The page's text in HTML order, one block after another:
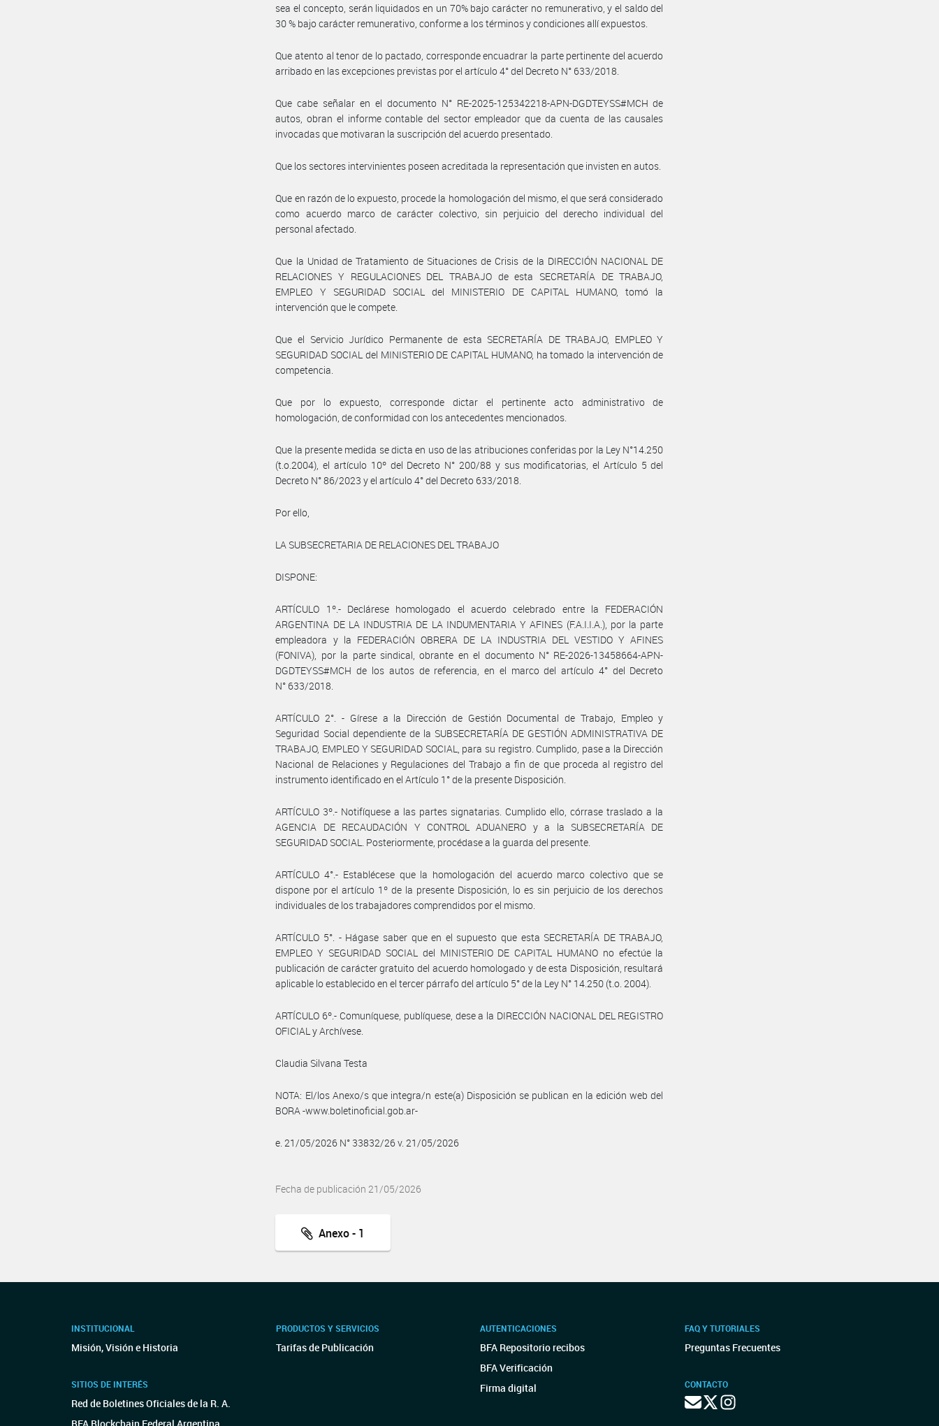
sea el concepto, serán liquidados en un 70% bajo carácter no remunerativo, y el saldo del
30 % bajo carácter remunerativo, conforme a los términos y condiciones allí expuestos.
Que atento al tenor de lo pactado, corresponde encuadrar la parte pertinente del acuerdo
arribado en las excepciones previstas por el artículo 4° del Decreto N° 633/2018.
Que cabe señalar en el documento N° RE-2025-125342218-APN-DGDTEYSS#MCH de
autos, obran el informe contable del sector empleador que da cuenta de las causales
invocadas que motivaran la suscripción del acuerdo presentado.
Que los sectores intervinientes poseen acreditada la representación que invisten en autos.
Que en razón de lo expuesto, procede la homologación del mismo, el que será considerado
como acuerdo marco de carácter colectivo, sin perjuicio del derecho individual del
personal afectado.
Que la Unidad de Tratamiento de Situaciones de Crisis de la DIRECCIÓN NACIONAL DE
RELACIONES Y REGULACIONES DEL TRABAJO de esta SECRETARÍA DE TRABAJO,
EMPLEO Y SEGURIDAD SOCIAL del MINISTERIO DE CAPITAL HUMANO, tomó la
intervención que le compete.
Que el Servicio Jurídico Permanente de esta SECRETARÍA DE TRABAJO, EMPLEO Y
SEGURIDAD SOCIAL del MINISTERIO DE CAPITAL HUMANO, ha tomado la intervención de
competencia.
Que por lo expuesto, corresponde dictar el pertinente acto administrativo de
homologación, de conformidad con los antecedentes mencionados.
Que la presente medida se dicta en uso de las atribuciones conferidas por la Ley N°14.250
(t.o.2004), el artículo 10º del Decreto N° 200/88 y sus modificatorias, el Artículo 5 del
Decreto N° 86/2023 y el artículo 4° del Decreto 633/2018.
Por ello,
LA SUBSECRETARIA DE RELACIONES DEL TRABAJO
DISPONE:
ARTÍCULO 1º.- Declárese homologado el acuerdo celebrado entre la FEDERACIÓN
ARGENTINA DE LA INDUSTRIA DE LA INDUMENTARIA Y AFINES (F.A.I.I.A.), por la parte
empleadora y la FEDERACIÓN OBRERA DE LA INDUSTRIA DEL VESTIDO Y AFINES
(FONIVA), por la parte sindical, obrante en el documento N° RE-2026-13458664-APN-
DGDTEYSS#MCH de los autos de referencia, en el marco del artículo 4° del Decreto
N° 633/2018.
ARTÍCULO 2°. - Gírese a la Dirección de Gestión Documental de Trabajo, Empleo y
Seguridad Social dependiente de la SUBSECRETARÍA DE GESTIÓN ADMINISTRATIVA DE
TRABAJO, EMPLEO Y SEGURIDAD SOCIAL, para su registro. Cumplido, pase a la Dirección
Nacional de Relaciones y Regulaciones del Trabajo a fin de que proceda al registro del
instrumento identificado en el Artículo 1° de la presente Disposición.
ARTÍCULO 3º.- Notifíquese a las partes signatarias. Cumplido ello, córrase traslado a la
AGENCIA DE RECAUDACIÓN Y CONTROL ADUANERO y a la SUBSECRETARÍA DE
SEGURIDAD SOCIAL. Posteriormente, procédase a la guarda del presente.
ARTÍCULO 4°.- Establécese que la homologación del acuerdo marco colectivo que se
dispone por el artículo 1º de la presente Disposición, lo es sin perjuicio de los derechos
individuales de los trabajadores comprendidos por el mismo.
ARTÍCULO 5°. - Hágase saber que en el supuesto que esta SECRETARÍA DE TRABAJO,
EMPLEO Y SEGURIDAD SOCIAL del MINISTERIO DE CAPITAL HUMANO no efectúe la
publicación de carácter gratuito del acuerdo homologado y de esta Disposición, resultará
aplicable lo establecido en el tercer párrafo del artículo 5° de la Ley N° 14.250 (t.o. 2004).
ARTÍCULO 6º.- Comuníquese, publíquese, dese a la DIRECCIÓN NACIONAL DEL REGISTRO
OFICIAL y Archívese.
Claudia Silvana Testa
NOTA: El/los Anexo/s que integra/n este(a) Disposición se publican en la edición web del
BORA -www.boletinoficial.gob.ar-
e. 21/05/2026 N° 33832/26 v. 21/05/2026
Fecha de publicación 21/05/2026
Anexo - 1
INSTITUCIONAL
Misión, Visión e Historia
SITIOS DE INTERÉS
Red de Boletines Oficiales de la R. A.
PRODUCTOS Y SERVICIOS
Tarifas de Publicación
AUTENTICACIONES
BFA Repositorio recibos
BFA Verificación
Firma digital
FAQ Y TUTORIALES
Preguntas Frecuentes
CONTACTO